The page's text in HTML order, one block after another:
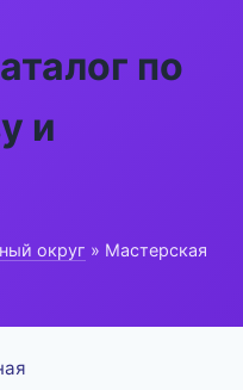
по
и
округ » Мастерская